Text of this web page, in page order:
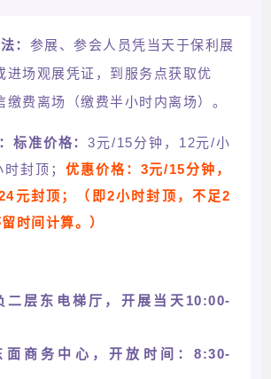
： 参展、参会人员凭当天于保利展
进场观展凭证，到服务点获取优
缴费离场（缴费半小时内离场） 。
标准价格：3元/15分钟，12元/小
封顶； 优惠价格： 3元/15分钟，
元封顶 ；
（即2小时封顶，不足2
时间计算。）
二层东电梯厅，开展当天10:00-
面商务中心，开放时间：8:30-